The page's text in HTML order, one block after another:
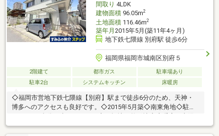
間取り 4LDK
建物面積96.05m2
土地面積116.46m2
築年月 2015年5月(築11年4ヶ月)
地下鉄七隈線 別府駅 徒歩6分
福岡県福岡市城南区別府５
2階建て 都市ガス
駐車場あり
駐車2台
システムキッチン 床暖房
◇福岡市営地下鉄七隈線【別府】駅まで徒歩6分のため、天神・
博多へのアクセスも良好です。◇2015年5月築◇南東角地◇駐車
光発電／浄水器／テレビモニター付インターホン